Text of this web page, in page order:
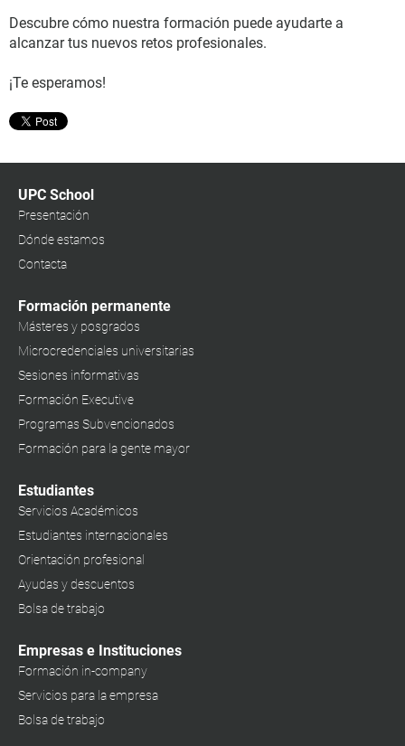
Descubre cómo nuestra formación puede ayudarte a
alcanzar tus nuevos retos profesionales.
¡Te esperamos!
UPC School
Presentación
Dónde estamos
Contacta
Formación permanente
Másteres y posgrados
Microcredenciales universitarias
Sesiones informativas
Formación Executive
Programas Subvencionados
Formación para la gente mayor
Estudiantes
Servicios Académicos
Estudiantes internacionales
Orientación profesional
Ayudas y descuentos
Bolsa de trabajo
Empresas e Instituciones
Formación in-company
Servicios para la empresa
Bolsa de trabajo